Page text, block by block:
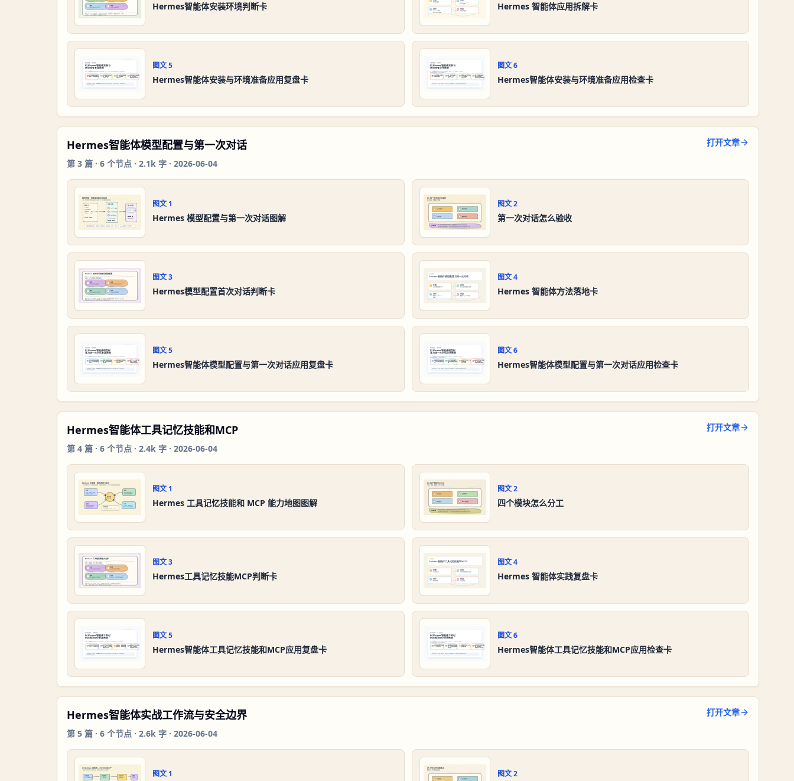
Hermes智能体安装环境判断卡 Hermes 智能体应用拆解卡
图文5
Hermes智能体安装与环境准备应用复盘卡
图文6
Hermes智能体安装与环境准备应用检查卡
Hermes智能体模型配置与第一次对话
第 3 篇 · 6 个节点 · 2.1k 字 · 2026-06-04
打开文章
图文 1
Hermes 模型配置与第一次对话图解
图文2
第一次对话怎么验收
图文3
Hermes模型配置首次对话判断卡
图文4
Hermes 智能体方法落地卡
图文5
Hermes智能体模型配置与第一次对话应用复盘卡
图文6
Hermes智能体模型配置与第一次对话应用检查卡
Hermes智能体工具记忆技能和MCP
第 4 篇 · 6 个节点 · 2.4k 字 · 2026-06-04
打开文章
图文 1
Hermes 工具记忆技能和 MCP 能力地图图解
图文2
四个模块怎么分工
图文3
Hermes工具记忆技能MCP判断卡
图文4
Hermes 智能体实践复盘卡
图文5
Hermes智能体工具记忆技能和MCP应用复盘卡
图文6
Hermes智能体工具记忆技能和MCP应用检查卡
Hermes智能体实战工作流与安全边界
第 5 篇 · 6 个节点 · 2.6k 字 · 2026-06-04
打开文章
图文 1 图文2